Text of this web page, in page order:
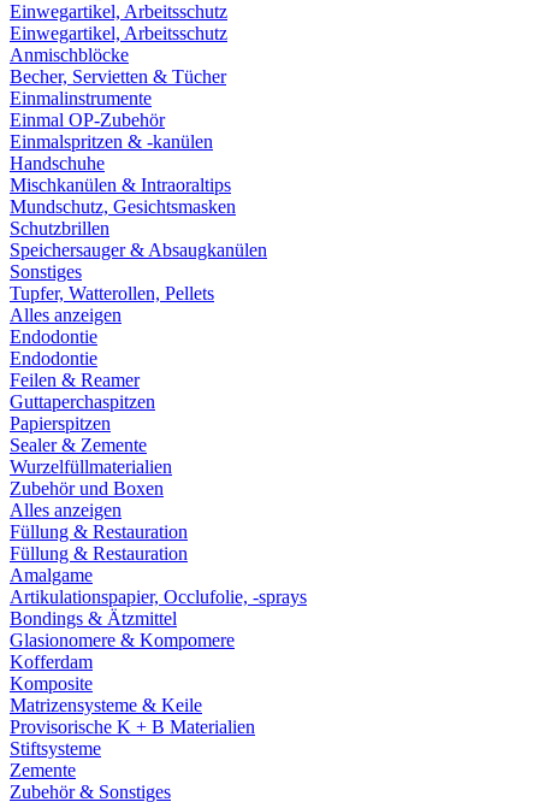
Einwegartikel, Arbeitsschutz
Einwegartikel, Arbeitsschutz
Anmischblöcke
Becher, Servietten & Tücher
Einmalinstrumente
Einmal OP-Zubehör
Einmalspritzen & -kanülen
Handschuhe
Mischkanülen & Intraoraltips
Mundschutz, Gesichtsmasken
Schutzbrillen
Speichersauger & Absaugkanülen
Sonstiges
Tupfer, Watterollen, Pellets
Alles anzeigen
Endodontie
Endodontie
Feilen & Reamer
Guttaperchaspitzen
Papierspitzen
Sealer & Zemente
Wurzelfüllmaterialien
Zubehör und Boxen
Alles anzeigen
Füllung & Restauration
Füllung & Restauration
Amalgame
Artikulationspapier, Occlufolie, -sprays
Bondings & Ätzmittel
Glasionomere & Kompomere
Kofferdam
Komposite
Matrizensysteme & Keile
Provisorische K + B Materialien
Stiftsysteme
Zemente
Zubehör & Sonstiges